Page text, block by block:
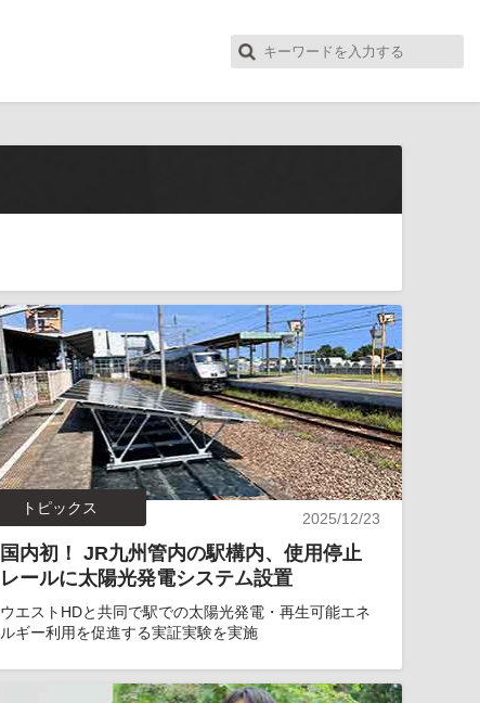
トピックス
2025/12/23
国内初！ JR九州管内の駅構内、使用停止
レールに太陽光発電システム設置
ウエストHDと共同で駅での太陽光発電・再生可能エネ
ルギー利用を促進する実証実験を実施